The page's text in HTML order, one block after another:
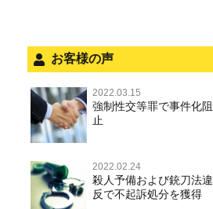
自首・出頭の不安や悩みを解消す
るためには
ネット犯罪
児童虐待・保護責任者遺棄
文書偽造・偽造文書行使
不正競争防止法
住居侵入等
法人と刑事事件（脱税関係，従業
員逮捕，予防法務等）
面会・差し入れ
お客様の声
2022.03.15
強制性交等罪で事件化阻
止
2022.02.24
殺人予備および銃刀法違
反で不起訴処分を獲得